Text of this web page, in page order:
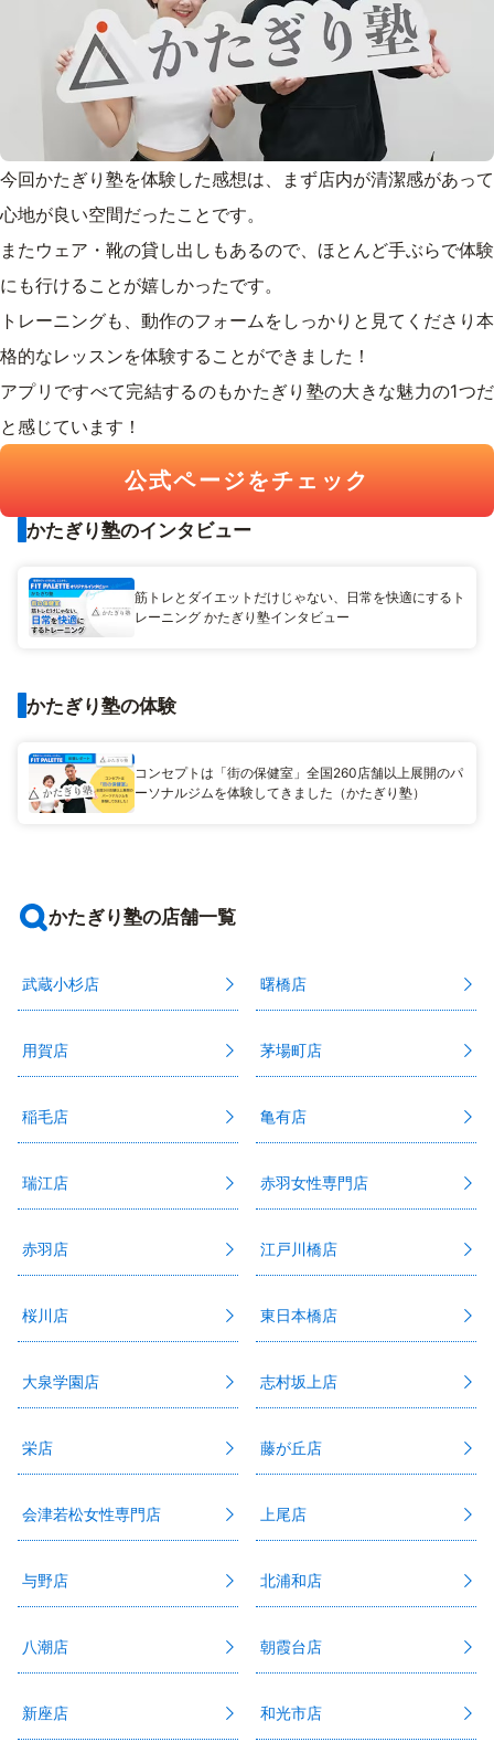
今回かたぎり塾を体験した感想は、まず店内が清潔感があって
心地が良い空間だったことです。
またウェア・靴の貸し出しもあるので、ほとんど手ぶらで体験
にも行けることが嬉しかったです。
トレーニングも、動作のフォームをしっかりと見てくださり本
格的なレッスンを体験することができました！
アプリですべて完結するのもかたぎり塾の大きな魅力の1つだ
と感じています！
公式ページをチェック
かたぎり塾のインタビュー
筋トレとダイエットだけじゃない、日常を快適にするト
レーニング かたぎり塾インタビュー
かたぎり塾の体験
コンセプトは「街の保健室」全国260店舗以上展開のパ
ーソナルジムを体験してきました（かたぎり塾）
かたぎり塾の店舗一覧
武蔵小杉店 曙橋店
用賀店 茅場町店
稲毛店 亀有店
瑞江店 赤羽女性専門店
赤羽店 江戸川橋店
桜川店 東日本橋店
大泉学園店 志村坂上店
栄店 藤が丘店
会津若松女性専門店 上尾店
与野店 北浦和店
八潮店 朝霞台店
新座店 和光市店